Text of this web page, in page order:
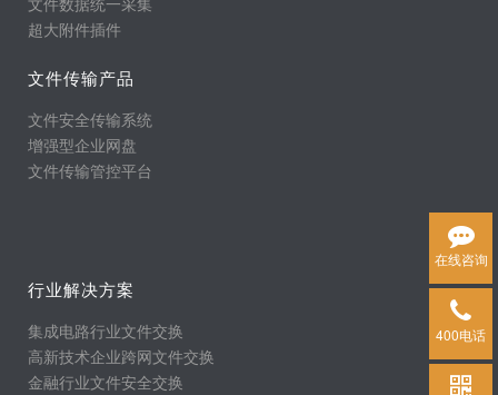
在线咨询
400电话
超大附件插件
文件传输产品
文件安全传输系统
增强型企业网盘
文件传输管控平台
行业解决方案
集成电路行业文件交换
高新技术企业跨网文件交换
金融行业文件安全交换